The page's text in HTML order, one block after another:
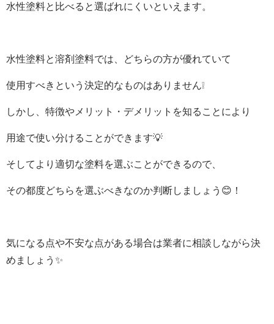
水性塗料と比べると選ばれにくいといえます。
水性塗料と溶剤塗料では、どちらの方が優れていて
使用すべきという決定的なものはありません❕
しかし、特徴やメリット・デメリットを知ることにより
用途で使い分けることができます💡
そしてより適切な塗料を選ぶことができるので、
その都度どちらを選ぶべきなのか判断しましょう 😊 ！
気になる点や不安な点がある場合は業者に相談しながら決
めましょう ✨